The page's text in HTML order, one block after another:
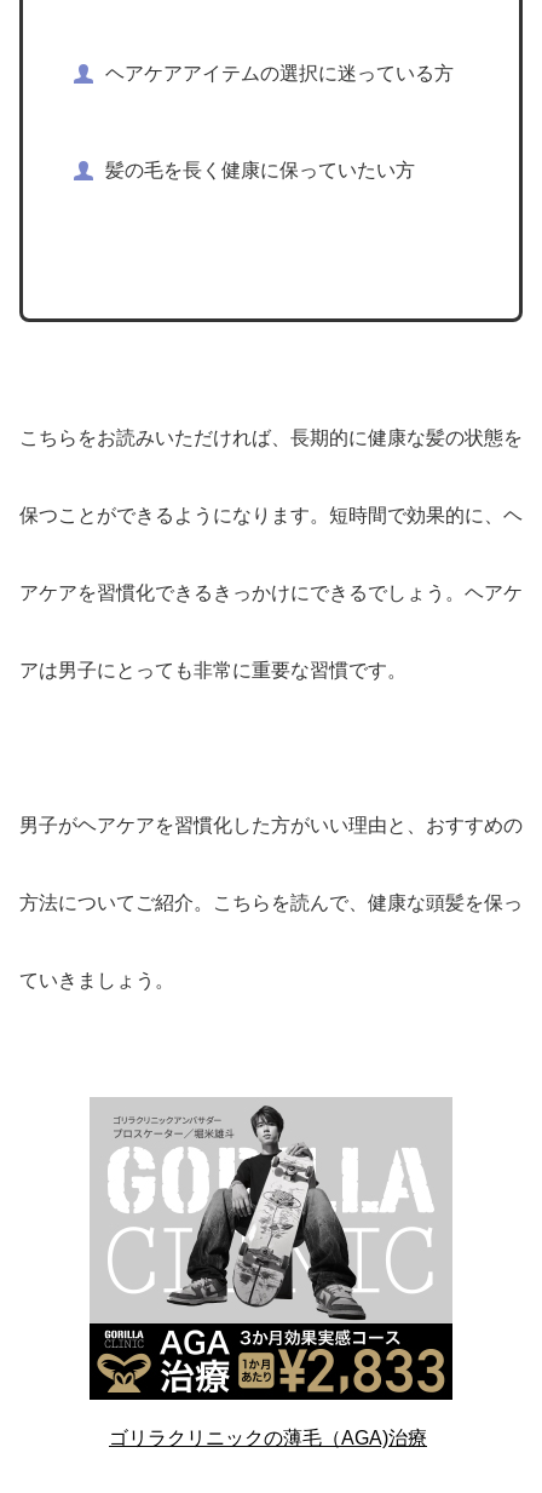
ヘアケアアイテムの選択に迷っている方
髪の毛を長く健康に保っていたい方
こちらをお読みいただければ、長期的に健康な髪の状態を
保つことができるようになります。短時間で効果的に、ヘ
アケアを習慣化できるきっかけにできるでしょう。ヘアケ
アは男子にとっても非常に重要な習慣です。
男子がヘアケアを習慣化した方がいい理由と、おすすめの
方法についてご紹介。こちらを読んで、健康な頭髪を保っ
ていきましょう。
ゴリラクリニックの薄毛（AGA)治療